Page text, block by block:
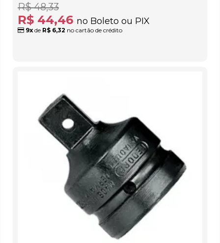
R$ 44,46 no Boleto ou PIX
R$ 48,33
9x de R$ 6,32 no cartão de crédito